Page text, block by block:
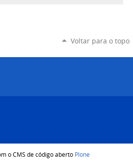
Voltar para o topo
o CMS de código aberto Plone